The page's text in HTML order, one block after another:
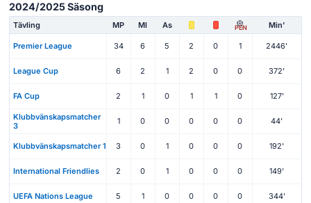
2024/2025 Säsong
Tävling MP Ml As PEN Min'
Premier League 34 6 5 2 0 1 2446'
League Cup 6 2 1 2 0 0 372'
FA Cup 2 1 0 1 1 0 127'
Klubbvänskapsmatcher
3
1 0 0 0 0 0 44'
Klubbvänskapsmatcher 1 3 0 1 0 0 0 192'
International Friendlies 2 0 1 0 0 0 149'
UEFA Nations League 5 1 0 0 0 0 344'